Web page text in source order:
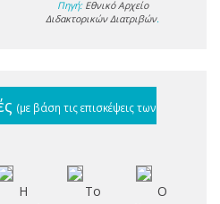
Πηγή: Εθνικό Αρχείο
Διδακτορικών Διατριβών.
(με βάση τις επισκέψεις των
Η
Το
Ο